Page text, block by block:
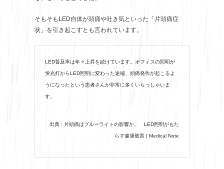
そもそもLED自体が頭痛や吐き気といった「片頭痛症
状」を引き起こすとも言われています。
LED普及率は年々上昇を続けています。オフィスの照明が
蛍光灯からLED照明に変わった途端、頭痛発作が起こるよ
うになったという患者さんが非常に多くいらっしゃいま
す。
出典 : 片頭痛はブルーライトの影響か。 LED照明がもた
らす健康被害 | Medical Note